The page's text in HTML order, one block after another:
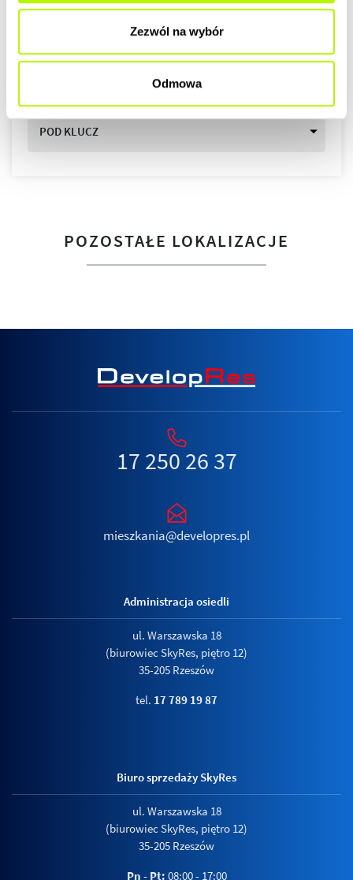
Zezwól na wybór
Odmowa
POD KLUCZ
POZOSTAŁE LOKALIZACJE
17 250 26 37
mieszkania@developres.pl
Administracja osiedli
ul. Warszawska 18
(biurowiec SkyRes, piętro 12)
35-205 Rzeszów
tel. 17 789 19 87
Biuro sprzedaży SkyRes
ul. Warszawska 18
(biurowiec SkyRes, piętro 12)
35-205 Rzeszów
Pn - Pt: 08:00 - 17:00